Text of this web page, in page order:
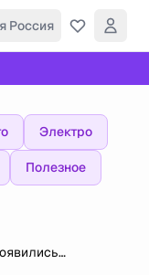
Россия
Электро
Полезное